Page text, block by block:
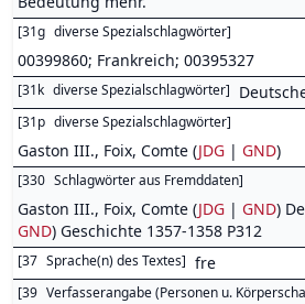
[31g diverse Spezialschlagwörter]
00399860; Frankreich; 00395327
[31k diverse Spezialschlagwörter]
[31p diverse Spezialschlagwörter]
Gaston III., Foix, Comte (JDG | GND)
[330 Schlagwörter aus Fremddaten]
Gaston III., Foix, Comte (JDG | GND)
GND) Geschichte 1357-1358 P312
[37 Sprache(n) des Textes] fre
[39 Verfasserangabe (Personen u.